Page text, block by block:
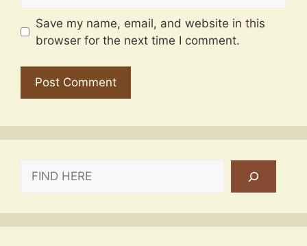
Save my name, email, and website in this
browser for the next time I comment.
SEARCH